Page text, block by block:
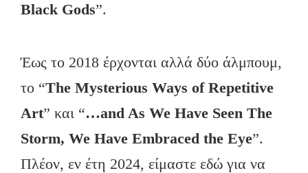
Black Gods”.
Έως το 2018 έρχονται αλλά δύο άλμπουμ,
το “The Mysterious Ways of Repetitive
Art” και “…and As We Have Seen The
Storm, We Have Embraced the Eye”.
Πλέον, εν έτη 2024, είμαστε εδώ για να